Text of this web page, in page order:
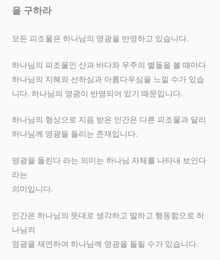
을 구하라
모든 피조물은 하나님의 영광을 반영하고 있습니다.
하나님의 피조물인 산과 바다와 우주의 별들을 볼 때마다
하나님의 지혜와 선하심과 아름다우심을 느낄 수가 있습
니다. 하나님의 영광이 반영되어 있기 때문입니다.
하나님의 형상으로 지음 받은 인간은 다른 피조물과 달리
하나님께 영광을 돌리는 존재입니다.
영광을 돌린다 라는 의미는 하나님 자체를 나타내 보인다
라는
의미입니다.
인간은 하나님의 뜻대로 생각하고 말하고 행동함으로 하
나님의
영광을 재연하여 하나님께 영광을 돌릴 수가 있습니다.